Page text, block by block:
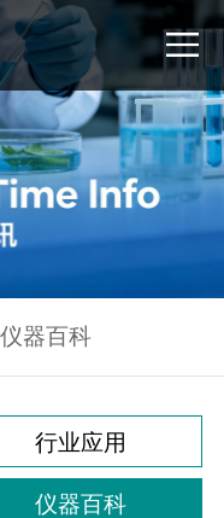
仪器百科
行业应用
仪器百科